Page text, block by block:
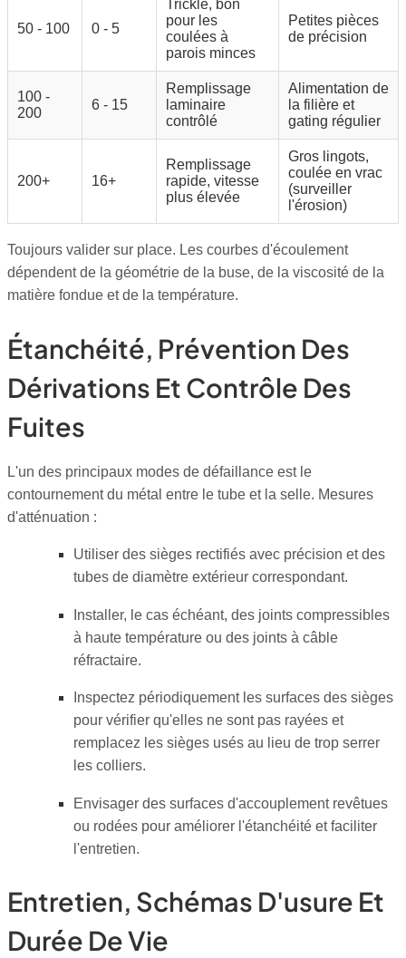
50 - 100 0 - 5
Trickle, bon
pour les
coulées à
parois minces
Petites pièces
de précision
100 -
200
6 - 15
Remplissage
laminaire
contrôlé
Alimentation de
la filière et
gating régulier
200+ 16+
Remplissage
rapide, vitesse
plus élevée
Gros lingots,
coulée en vrac
(surveiller
l'érosion)
Toujours valider sur place. Les courbes d'écoulement
dépendent de la géométrie de la buse, de la viscosité de la
matière fondue et de la température.
Étanchéité, Prévention Des
Dérivations Et Contrôle Des
Fuites
L'un des principaux modes de défaillance est le
contournement du métal entre le tube et la selle. Mesures
d'atténuation :
Utiliser des sièges rectifiés avec précision et des
tubes de diamètre extérieur correspondant.
Installer, le cas échéant, des joints compressibles
à haute température ou des joints à câble
réfractaire.
Inspectez périodiquement les surfaces des sièges
pour vérifier qu'elles ne sont pas rayées et
remplacez les sièges usés au lieu de trop serrer
les colliers.
Envisager des surfaces d'accouplement revêtues
ou rodées pour améliorer l'étanchéité et faciliter
l'entretien.
Entretien, Schémas D'usure Et
Durée De Vie